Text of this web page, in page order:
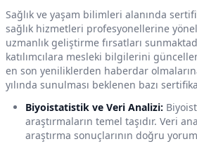
Sağlık ve yaşam bilimleri alanında
sağlık hizmetleri profesyonellerine
uzmanlık geliştirme fırsatları
katılımcılara mesleki bilgilerini
en son yeniliklerden haberdar
yılında sunulması beklenen bazı
Biyoistatistik ve Veri Analizi:
araştırmaların temel taşıdır. Veri
araştırma sonuçlarının doğru